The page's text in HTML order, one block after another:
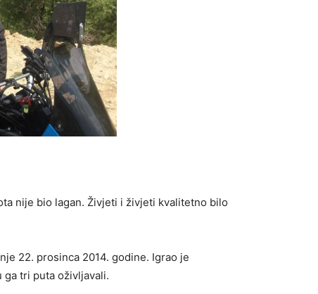
nije bio lagan. Živjeti i živjeti kvalitetno bilo
22. prosinca 2014. godine. Igrao je
tri puta oživljavali.